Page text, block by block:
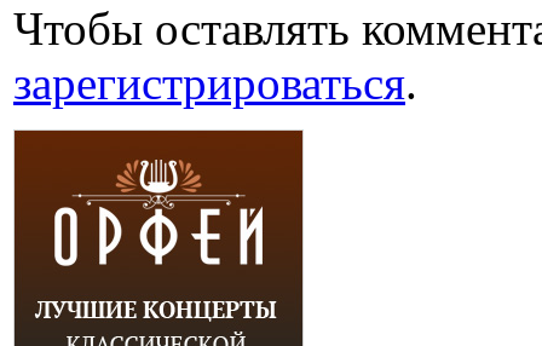
Чтобы оставлять
зарегистрироваться.